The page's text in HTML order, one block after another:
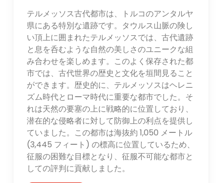
テルメッソス古代都市は、トルコのアンタルヤ
県にある特別な遺跡です。タウルス山脈の険し
い頂上に囲まれたテルメッソスでは、古代遺跡
と息を呑むような自然の美しさのユニークな組
み合わせを楽しめます。このよく保存された都
市では、古代世界の歴史と文化を垣間見ること
ができます。歴史的に、テルメッソスはヘレニ
ズム時代とローマ時代に重要な都市でした。そ
れは天然の要塞の上に戦略的に位置しており、
潜在的な侵略者に対して防御上の利点を提供し
ていました。この都市は海抜約 1,050 メートル
(3,445 フィート) の標高に位置しているため、
征服の困難な目標となり、征服不可能な都市と
しての評判に貢献しました。